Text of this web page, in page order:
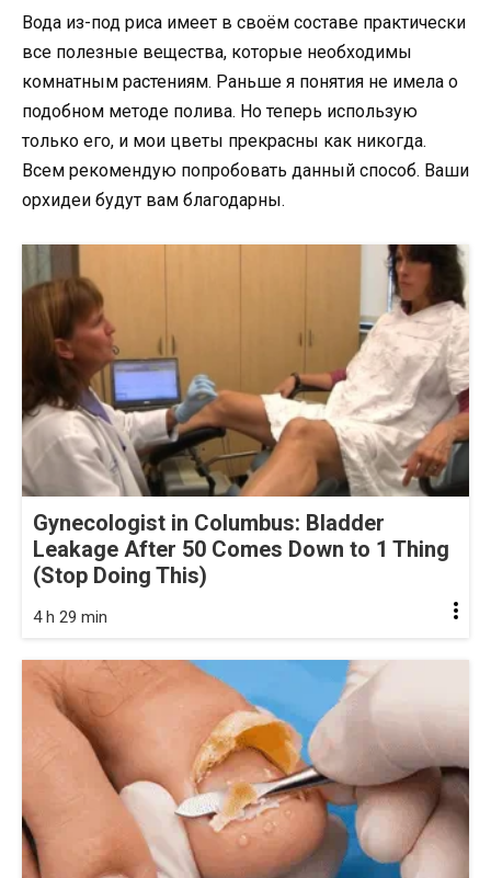
Вода из-под риса имеет в своём составе практически
все полезные вещества, которые необходимы
комнатным растениям. Раньше я понятия не имела о
подобном методе полива. Но теперь использую
только его, и мои цветы прекрасны как никогда.
Всем рекомендую попробовать данный способ. Ваши
орхидеи будут вам благодарны.
Gynecologist in Columbus: Bladder
Leakage After 50 Comes Down to 1 Thing
(Stop Doing This)
4 h 29 min